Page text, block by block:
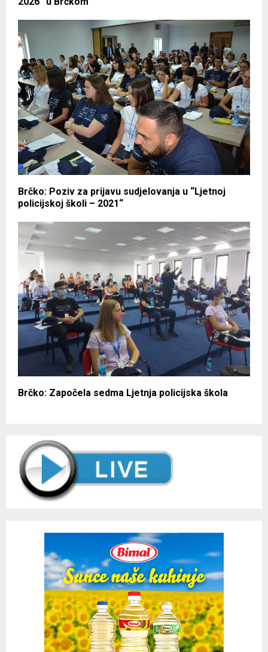
Brčko: Poziv za prijavu sudjelovanja u “Ljetnoj
policijskoj školi – 2021“
Brčko: Započela sedma Ljetnja policijska škola